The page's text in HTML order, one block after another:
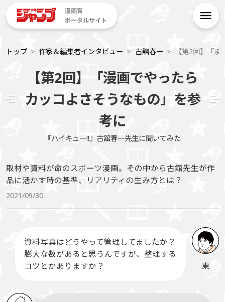
漫画賞
ポータルサイト
トップ 作家＆編集者インタビュー 古舘春一 【第2回】「
【第2回】「漫画でやったら
カッコよさそうなもの」を参
考に
『ハイキュー!!』古舘春一先生に聞いてみた
取材や資料が命のスポーツ漫画。その中から古舘先生が作
品に活かす時の基準、リアリティの生み方とは？
2021/09/30
東
資料写真はどうやって管理してましたか？
膨大な数があると思うんですが、整理する
コツとかありますか？